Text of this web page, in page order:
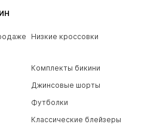
Низкие кроссовки
Комплекты бикини
Джинсовые шорты
Футболки
Классические блейзеры